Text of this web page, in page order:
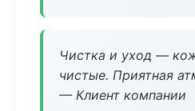
Чистка и уход —
чистые. Приятная
— Клиент компании